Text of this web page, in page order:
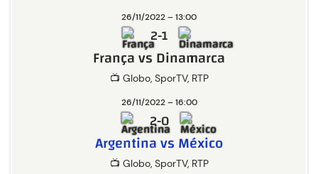
26/11/2022 – 13:00
📺 Globo, SporTV, RTP
2-1
França vs Dinamarca
26/11/2022 – 16:00
📺 Globo, SporTV, RTP
2-0
Argentina vs México